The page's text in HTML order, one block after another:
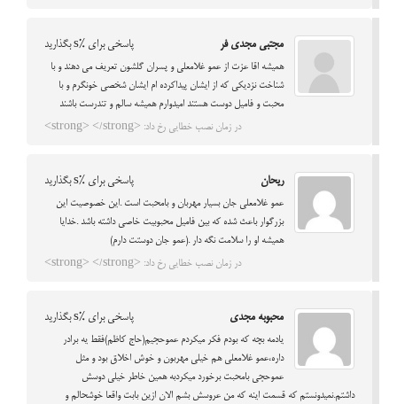
مجتبی مجدی فر پاسخی برای %s بگذارید
همیشه اقا عزت از عمو غلامعلی و پسران گلشون تعریف می دهند و با
شناخت نزدیکی که از ایشان پیداکرده ام ایشان شخصی خونگرم و با
محبت و فامیل دوست هستند امیدوارم همیشه سالم و تندرست باشند
در زمان نصب خطایی رخ داد: <strong> </strong>
ریحان پاسخی برای %s بگذارید
عمو غلامعلی جان بسیار مهربان و بامحبت است .این خصوصیت این
بزرگوار باعث شده که بین فامیل محبوبیت خاصی داشته باشد .خدایا
همیشه او را سلامت نگه دار .(عمو جان دوستت دارم)
در زمان نصب خطایی رخ داد: <strong> </strong>
محبوبه مجدی پاسخی برای %s بگذارید
یادمه بچه که بودم فکر میکردم عموحجیم(حاج کاظم)فقط یه برادر
داره،عمو غلامعلی هم خیلی مهربون و خوش اخلاق بود و مثل
عموحجی بامحبت برخورد میکردبه همین خاطر خیلی دوسش
داشتم.نمیدونستم که قسمت اینه که من عروسش بشم الان ازین بابت واقعا خوشحالم و